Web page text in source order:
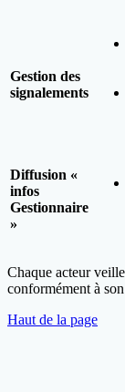
Gestion des
signalements
Diffusion «
infos
Gestionnaire
»
Chaque acteur
conformément à
Haut de la page